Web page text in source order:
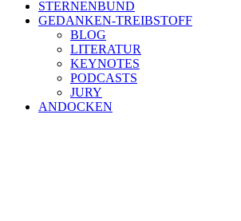
STERNENBUND
GEDANKEN-TREIBSTOFF
BLOG
LITERATUR
KEYNOTES
PODCASTS
JURY
ANDOCKEN